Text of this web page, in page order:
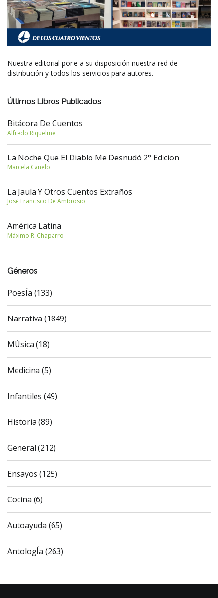
Nuestra editorial pone a su disposición nuestra red de
distribución y todos los servicios para autores.
Últimos Libros Publicados
Bitácora De Cuentos
Alfredo Riquelme
La Noche Que El Diablo Me Desnudó 2° Edicion
Marcela Canelo
La Jaula Y Otros Cuentos Extraños
José Francisco De Ambrosio
América Latina
Máximo R. Chaparro
Géneros
PoesÍa (133)
Narrativa (1849)
MÚsica (18)
Medicina (5)
Infantiles (49)
Historia (89)
General (212)
Ensayos (125)
Cocina (6)
Autoayuda (65)
AntologÍa (263)